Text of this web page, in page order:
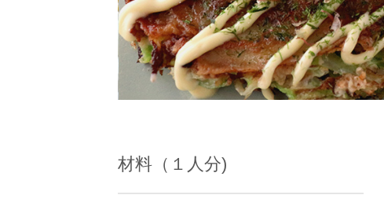
材料（１人分)